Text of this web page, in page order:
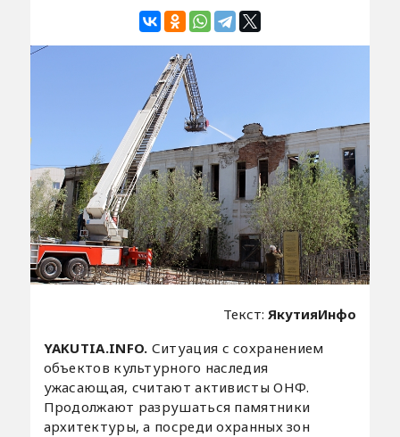
Текст: ЯкутияИнфо
YAKUTIA.INFO. Ситуация с сохранением
объектов культурного наследия
ужасающая, считают активисты ОНФ.
Продолжают разрушаться памятники
архитектуры, а посреди охранных зон